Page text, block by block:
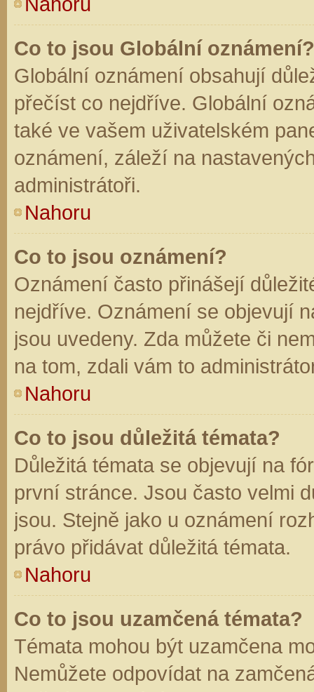
Co to jsou Globální oznámení?
Globální oznámení obsahují
přečíst co nejdříve. Globální
také ve vašem uživatelském
oznámení, záleží na
administrátoři.
Nahoru
Co to jsou oznámení?
Oznámení často přinášejí
nejdříve. Oznámení se objevují
jsou uvedeny. Zda můžete či
na tom, zdali vám to
Nahoru
Co to jsou důležitá témata?
Důležitá témata se objevují na
první stránce. Jsou často velmi
jsou. Stejně jako u oznámení
právo přidávat důležitá témata.
Nahoru
Co to jsou uzamčená témata?
Témata mohou být uzamčena
Nemůžete odpovídat na